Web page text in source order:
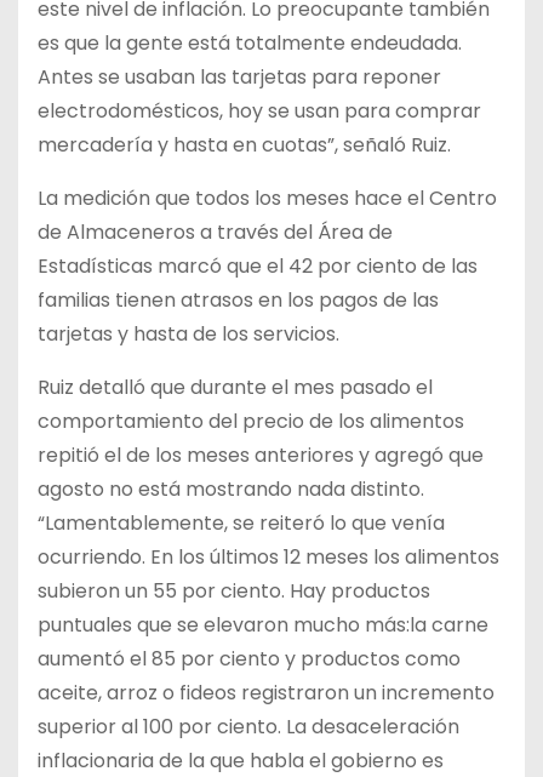
este nivel de inflación. Lo preocupante también
es que la gente está totalmente endeudada.
Antes se usaban las tarjetas para reponer
electrodomésticos, hoy se usan para comprar
mercadería y hasta en cuotas”, señaló Ruiz.
La medición que todos los meses hace el Centro
de Almaceneros a través del Área de
Estadísticas marcó que el 42 por ciento de las
familias tienen atrasos en los pagos de las
tarjetas y hasta de los servicios.
Ruiz detalló que durante el mes pasado el
comportamiento del precio de los alimentos
repitió el de los meses anteriores y agregó que
agosto no está mostrando nada distinto.
“Lamentablemente, se reiteró lo que venía
ocurriendo. En los últimos 12 meses los alimentos
subieron un 55 por ciento. Hay productos
puntuales que se elevaron mucho más:la carne
aumentó el 85 por ciento y productos como
aceite, arroz o fideos registraron un incremento
superior al 100 por ciento. La desaceleración
inflacionaria de la que habla el gobierno es